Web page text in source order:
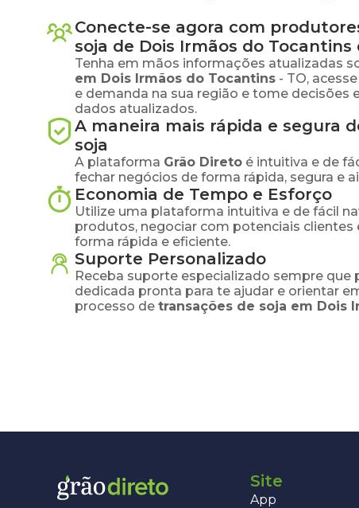
Conecte-se agora com
soja de Dois Irmãos do Tocantins
Tenha em mãos informações atualizadas
em Dois Irmãos do Tocantins - TO,
e demanda na sua região e tome decisões
dados atualizados.
A maneira mais rápida e segura
soja
A plataforma Grão Direto é intuitiva e de
fechar negócios de forma rápida, segura e
Economia de Tempo e Esforço
Utilize uma plataforma intuitiva e de fácil
produtos, negociar com potenciais clientes
forma rápida e eficiente.
Suporte Personalizado
Receba suporte especializado sempre que
dedicada pronta para te ajudar e orientar
processo de transações de soja em Dois
Site
App